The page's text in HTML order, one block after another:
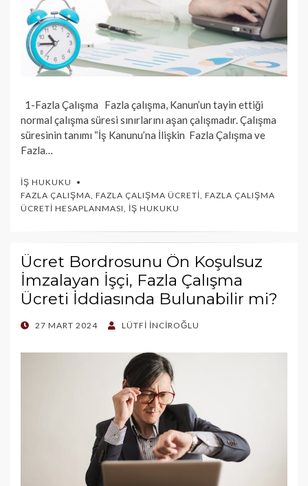
1-Fazla Çalışma Fazla çalışma, Kanun’un tayin ettiği
normal çalışma süresi sınırlarını aşan çalışmadır. Çalışma
süresinin tanımı “İş Kanunu’na İlişkin Fazla Çalışma ve
Fazla…
İŞ HUKUKU
FAZLA ÇALIŞMA, FAZLA ÇALIŞMA ÜCRETI, FAZLA ÇALIŞMA
ÜCRETI HESAPLANMASI, İŞ HUKUKU
Ücret Bordrosunu Ön Koşulsuz
İmzalayan İşçi, Fazla Çalışma
Ücreti İddiasında Bulunabilir mi?
POSTED
27 MART 2024 LÜTFI İNCIROĞLU